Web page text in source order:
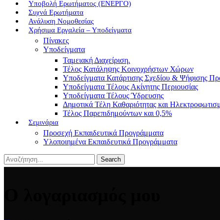
Υποβολή Ερωτήματος (ΕΝΕΡΓΟ)
Συχνά Ερωτήματα
Ανάλυση Νομοθεσίας
Χρήσιμα Εργαλεία – Υποδείγματα
Πίνακες
Υποδείγματα
Ταμειακή Διαχείριση.
Τέλος Κατάληψης Κοινοχρήστων Χώρων
Υποδείγματα Κατάρτισης Σχεδίου & Ψήφισης
Υποδείγματα Τέλους Ακίνητης Περιουσίας
Υποδείγματα Τέλους Ύδρευσης
Δημοτικά Τέλη Καθαριότητας και
Τέλος Παρεπιδημούντων και 0,5%
Σεμινάρια
Προσεχή Εκπαιδευτικά Προγράμματα
Υλοποιημένα Εκπαιδευτικά Προγράμματα
Search